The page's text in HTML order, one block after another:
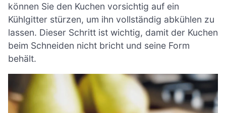
können Sie den Kuchen vorsichtig auf ein
Kühlgitter stürzen, um ihn vollständig abkühlen zu
lassen. Dieser Schritt ist wichtig, damit der Kuchen
beim Schneiden nicht bricht und seine Form
behält.